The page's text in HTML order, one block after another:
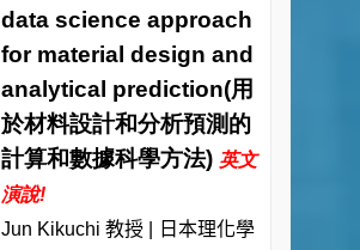
data science approach
for material design and
analytical prediction(用
於材料設計和分析預測的
計算和數據科學方法) 英文
演說!
Jun Kikuchi 教授 |
日本理化學